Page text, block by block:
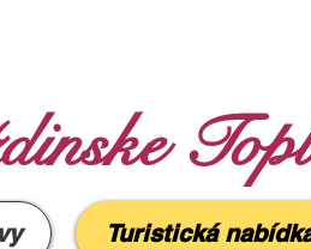
Turistická